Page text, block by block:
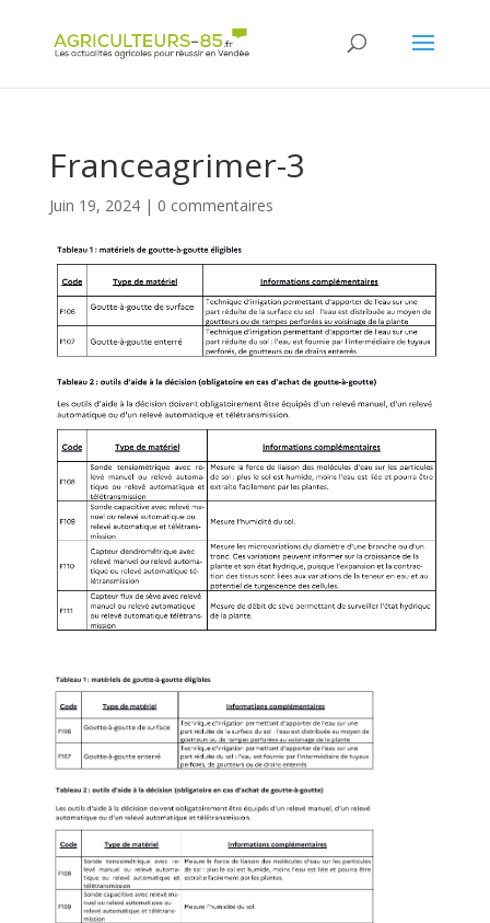
Franceagrimer-3
Juin 19, 2024| 0 commentaires